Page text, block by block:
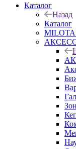
Каталог
Назад
Каталог